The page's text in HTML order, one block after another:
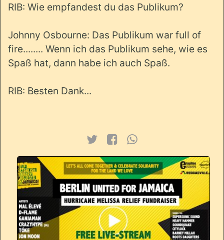
RIB: Wie empfandest du das Publikum?
Johnny Osbourne: Das Publikum war full of
fire........ Wenn ich das Publikum sehe, wie es
Spaß hat, dann habe ich auch Spaß.
RIB: Besten Dank...